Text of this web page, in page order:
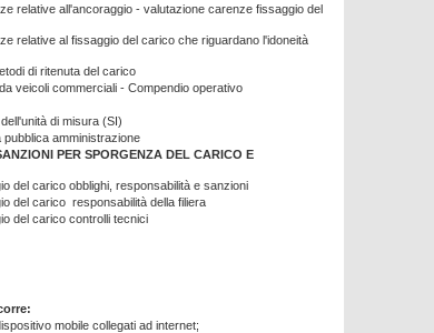
relative all'ancoraggio - valutazione carenze fissaggio del
relative al fissaggio del carico che riguardano l'idoneità
di ritenuta del carico
veicoli commerciali - Compendio operativo
di misura (SI)
pubblica amministrazione
PER SPORGENZA DEL CARICO E
del carico obblighi, responsabilità e sanzioni
del carico responsabilità della filiera
del carico controlli tecnici
mobile collegati ad internet;